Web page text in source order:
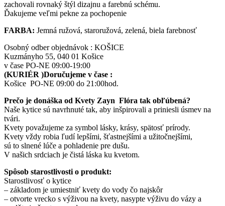
zachovali rovnaký štýl dizajnu a farebnú schému.
Ďakujeme veľmi pekne za pochopenie
FARBA: Jemná ružová, staroružová, zelená, biela farebnosť
Osobný odber objednávok : KOŠICE
Kuzmányho 55, 040 01 Košice
v čase PO-NE 09:00-19:00
(KURIÉR )Doručujeme v čase :
Košice PO-NE 09:00 do 21:00hod.
Prečo je donáška od Kvety Zayn Flóra tak obľúbená?
Naše kytice sú navrhnuté tak, aby inšpirovali a priniesli úsmev na
tvári.
Kvety považujeme za symbol lásky, krásy, spätosť prírody.
Kvety vždy robia ľudí lepšími, šťastnejšími a užitočnejšími,
sú to slnené lúče a pohladenie pre dušu.
V našich srdciach je čistá láska ku kvetom.
Spôsob starostlivosti o produkt:
Starostlivosť o kytice
– základom je umiestniť kvety do vody čo najskôr
– otvorte vrecko s výživou na kvety, nasypte výživu do vázy a